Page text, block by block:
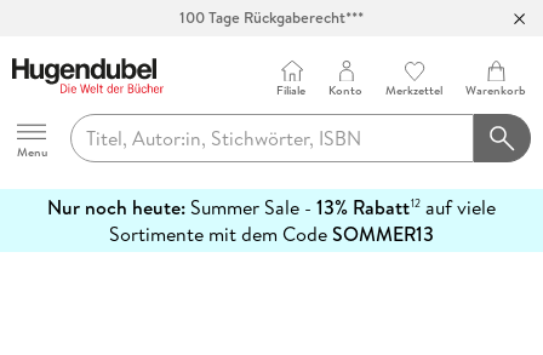
100 Tage Rückgaberecht***
Hugendubel
Menu
Filiale Konto Merkzettel Warenkorb
Nur noch heute: Summer Sale - 13% Rabatt12 auf viele
Sortimente mit dem CodeSOMMER13
erfahren